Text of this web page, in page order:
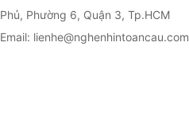
Phủ, Phường 6, Quận 3, Tp.HCM
Email: lienhe@nghenhintoancau.com